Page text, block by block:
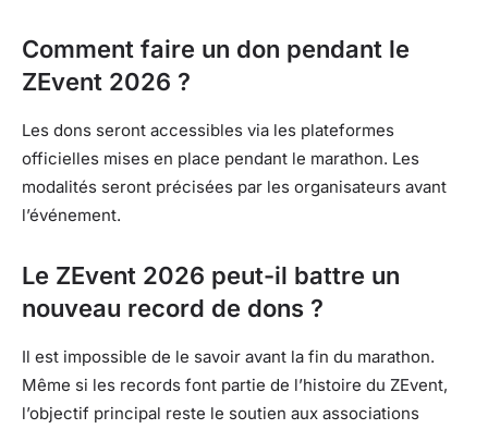
Comment faire un don pendant le
ZEvent 2026 ?
Les dons seront accessibles via les plateformes
officielles mises en place pendant le marathon. Les
modalités seront précisées par les organisateurs avant
l’événement.
Le ZEvent 2026 peut-il battre un
nouveau record de dons ?
Il est impossible de le savoir avant la fin du marathon.
Même si les records font partie de l’histoire du ZEvent,
l’objectif principal reste le soutien aux associations